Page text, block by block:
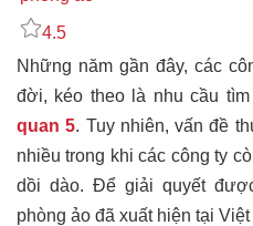
4.5
Những năm gần đây, các
đời, kéo theo là nhu cầu tìm
quan 5. Tuy nhiên, vấn đề
nhiều trong khi các công ty
dồi dào. Để giải quyết
phòng ảo đã xuất hiện tại